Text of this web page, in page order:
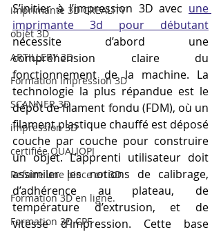
imprimante 3D CREALITY
objet 3D
ARTILLERY 3D
Formation impression 3D
SCANNER 3D
impression 3D
certifiée QUALIOPI
Refaire une piece en 3D
Formation 3D en ligne.
Formation 3D CPF
S’initier à l’impression 3D avec une
imprimante 3d pour débutant
nécessite d’abord une
compréhension claire du
fonctionnement de la machine. La
technologie la plus répandue est le
dépôt de filament fondu (FDM), où un
filament plastique chauffé est déposé
couche par couche pour construire
un objet. L’apprenti utilisateur doit
assimiler les notions de calibrage,
d’adhérence au plateau, de
température d’extrusion, et de
vitesse d’impression. Cette base